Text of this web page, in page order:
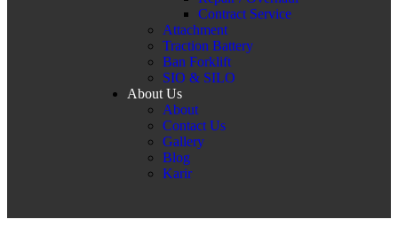
Contract Service
Attachment
Traction Battery
Ban Forklift
SIO & SILO
About Us
About
Contact Us
Gallery
Blog
Karir